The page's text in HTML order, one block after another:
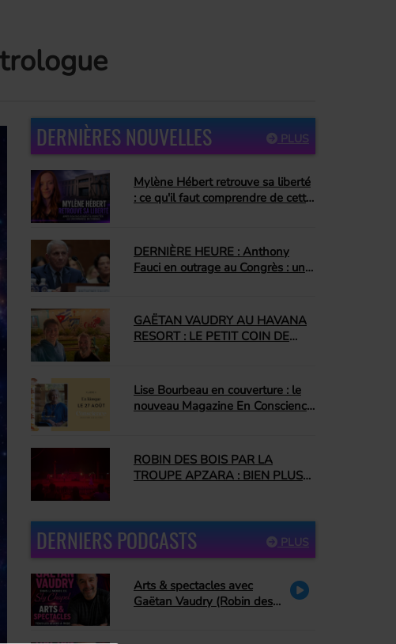
PLUS
DERNIÈRES NOUVELLES
Mylène Hébert retrouve sa liberté
: ce qu'il faut comprendre de cette
DERNIÈRE HEURE : Anthony
Fauci en outrage au Congrès : un
GAËTAN VAUDRY AU HAVANA
RESORT : LE PETIT COIN DE
Lise Bourbeau en couverture : le
nouveau Magazine En Conscience
ROBIN DES BOIS PAR LA
TROUPE APZARA : BIEN PLUS
PLUS
DERNIERS PODCASTS
Arts & spectacles avec
Gaëtan Vaudry (Robin des